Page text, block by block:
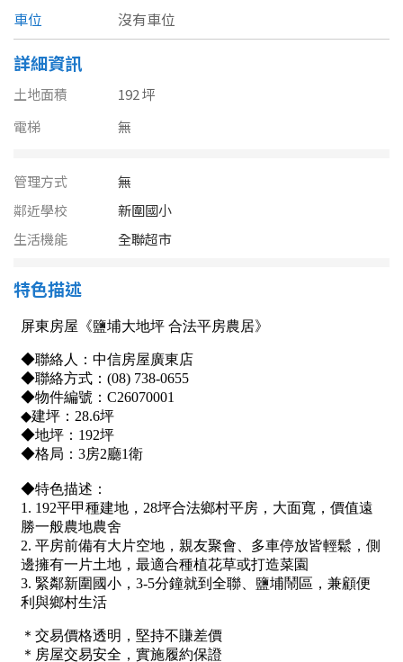
台中市
嘉義市
嘉義縣
澎湖縣
屏東縣
台東縣
金門連江
坪數
20~30 坪
80坪以上
~
樓層
1樓 2樓
3樓 4樓
5~10樓
21樓以上
車位
沒有車位
詳細資訊
土地面積
192 坪
電梯
無
管理方式
無
鄰近學校
新圍國小
生活機能
全聯超市
特色描述